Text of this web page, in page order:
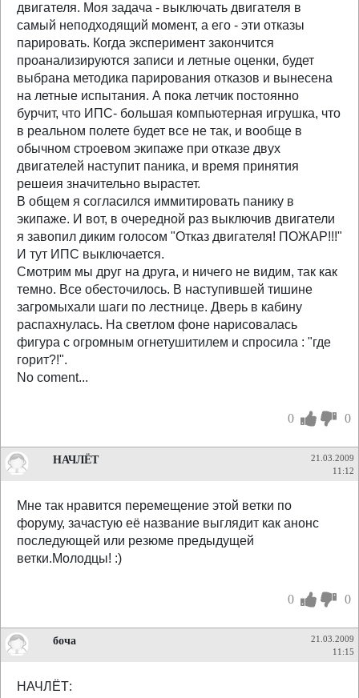
двигателя. Моя задача - выключать двигателя в
самый неподходящий момент, а его - эти отказы
парировать. Когда эксперимент закончится
проанализируются записи и летные оценки, будет
выбрана методика парирования отказов и вынесена
на летные испытания. А пока летчик постоянно
бурчит, что ИПС- большая компьютерная игрушка, что
в реальном полете будет все не так, и вообще в
обычном строевом экипаже при отказе двух
двигателей наступит паника, и время принятия
решеия значительно вырастет.
В общем я согласился иммитировать панику в
экипаже. И вот, в очередной раз выключив двигатели
я завопил диким голосом "Отказ двигателя! ПОЖАР!!!"
И тут ИПС выключается.
Смотрим мы друг на друга, и ничего не видим, так как
темно. Все обесточилось. В наступившей тишине
загромыхали шаги по лестнице. Дверь в кабину
распахнулась. На светлом фоне нарисовалась
фигура с огромным огнетушитилем и спросила : "где
горит?!".
No coment...
0 0
НАЧЛЁТ
21.03.2009
11:12
Мне так нравится перемещение этой ветки по
форуму, зачастую её название выглядит как анонс
последующей или резюме предыдущей
ветки.Молодцы! :)
0 0
боча
21.03.2009
11:15
НАЧЛЁТ: